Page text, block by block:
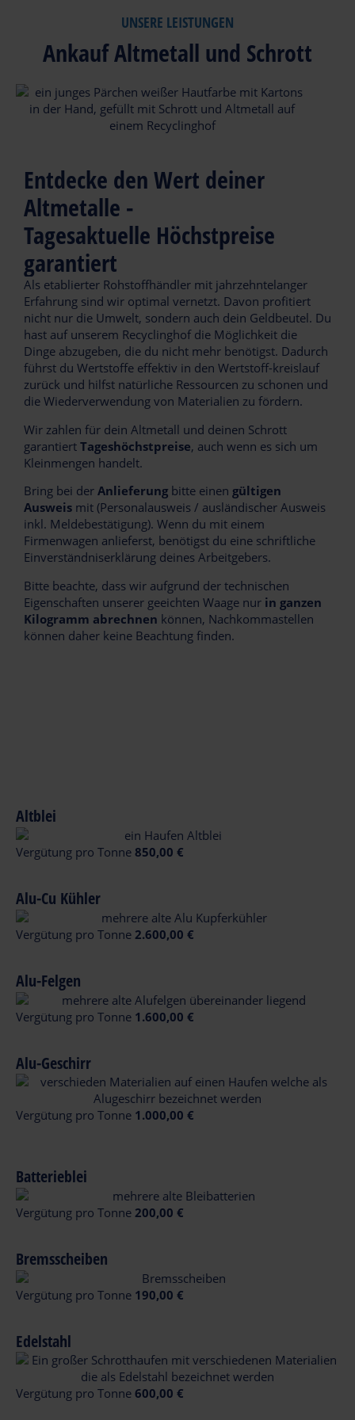
Zeitnah. Unkompliziert. Zuverlässig.
Entsorgung deiner
deinem Weg
unmittelbar an der
Metall und Schrott
effektiv in den
zurückführen und
monetär profitieren.
Kleinmengen.
UNSERE LEISTUNGEN
Ankauf Altmetall und Schrott
Entdecke den Wert deiner
Altmetalle -
Tagesaktuelle Höchstpreise
garantiert
Als etablierter Rohstoffhändler mit jahrzehntelanger
Erfahrung sind wir optimal vernetzt. Davon profitiert
nicht nur die Umwelt, sondern auch dein Geldbeutel. Du
hast auf unserem Recyclinghof die Möglichkeit die
Dinge abzugeben, die du nicht mehr benötigst. Dadurch
führst du Wertstoffe effektiv in den Wertstoff-kreislauf
zurück und hilfst natürliche Ressourcen zu schonen und
die Wiederverwendung von Materialien zu fördern.
Wir zahlen für dein Altmetall und deinen Schrott
garantiert Tageshöchstpreise, auch wenn es sich um
Kleinmengen handelt.
Bring bei der Anlieferung bitte einen gültigen
Ausweis mit (Personalausweis / ausländischer Ausweis
inkl. Meldebestätigung). Wenn du mit einem
Firmenwagen anlieferst, benötigst du eine schriftliche
Einverständniserklärung deines Arbeitgebers.
Bitte beachte, dass wir aufgrund der technischen
Eigenschaften unserer geeichten Waage nur in ganzen
Kilogramm abrechnen können, Nachkommastellen
können daher keine Beachtung finden.
Altblei
Vergütung pro Tonne 850,00 €
Alu-Cu Kühler
Vergütung pro Tonne 2.600,00 €
Alu-Felgen
Vergütung pro Tonne 1.600,00 €
Alu-Geschirr
Vergütung pro Tonne 1.000,00 €
Batterieblei
Vergütung pro Tonne 200,00 €
Bremsscheiben
Vergütung pro Tonne 190,00 €
Edelstahl
Vergütung pro Tonne 600,00 €